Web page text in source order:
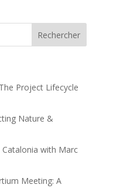
Project Lifecycle
Nature &
Catalonia with Marc
Meeting: A